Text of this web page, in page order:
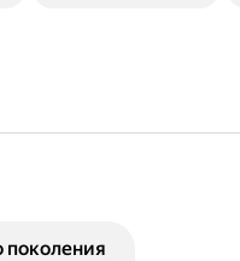
поколения